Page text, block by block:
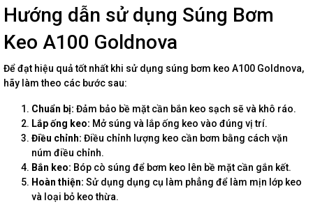
Hướng dẫn sử dụng Súng Bơm
Keo A100 Goldnova
Để đạt hiệu quả tốt nhất khi sử dụng súng bơm keo A100 Goldnova,
hãy làm theo các bước sau:
Chuẩn bị: Đảm bảo bề mặt cần bắn keo sạch sẽ và khô ráo.
Lắp ống keo: Mở súng và lắp ống keo vào đúng vị trí.
Điều chỉnh: Điều chỉnh lượng keo cần bơm bằng cách vặn
núm điều chỉnh.
Bắn keo: Bóp cò súng để bơm keo lên bề mặt cần gắn kết.
Hoàn thiện: Sử dụng dụng cụ làm phẳng để làm mịn lớp keo
và loại bỏ keo thừa.